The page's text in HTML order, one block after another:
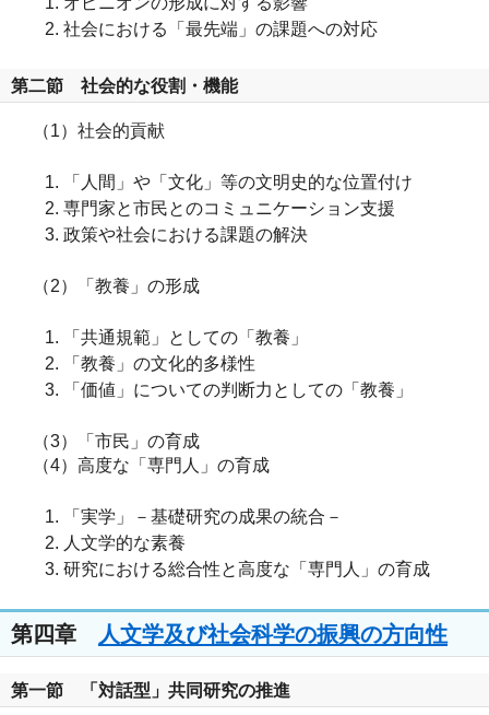
社会における「最先端」の課題への対応
第二節 社会的な役割・機能
（1）社会的貢献
「人間」や「文化」等の文明史的な位置付け
専門家と市民とのコミュニケーション支援
政策や社会における課題の解決
（2）「教養」の形成
「共通規範」としての「教養」
「教養」の文化的多様性
「価値」についての判断力としての「教養」
（3）「市民」の育成
（4）高度な「専門人」の育成
「実学」－基礎研究の成果の統合－
人文学的な素養
研究における総合性と高度な「専門人」の育成
第四章 人文学及び社会科学の振興の方向性
第一節 「対話型」共同研究の推進